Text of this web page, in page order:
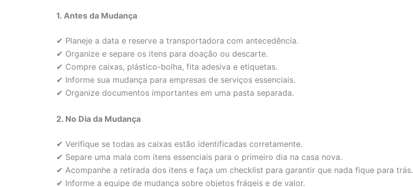
1. Antes da Mudança
✔ Planeje a data e reserve a transportadora com antecedência.
✔ Organize e separe os itens para doação ou descarte.
✔ Compre caixas, plástico-bolha, fita adesiva e etiquetas.
✔ Informe sua mudança para empresas de serviços essenciais.
✔ Organize documentos importantes em uma pasta separada.
2. No Dia da Mudança
✔ Verifique se todas as caixas estão identificadas corretamente.
✔ Separe uma mala com itens essenciais para o primeiro dia na casa nova.
✔ Acompanhe a retirada dos itens e faça um checklist para garantir que nada fique para trás.
✔ Informe a equipe de mudança sobre objetos frágeis e de valor.